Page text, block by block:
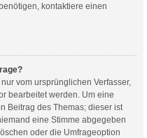
kontaktiere einen
vom ursprünglichen Verfasser,
bearbeitet werden. Um eine
Beitrag des Themas; dieser ist
eine Stimme abgegeben
oder die Umfrageoption